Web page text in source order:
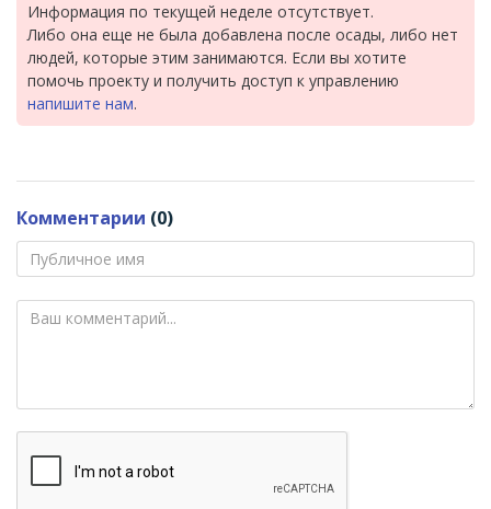
Информация по текущей неделе отсутствует.
Либо она еще не была добавлена после осады, либо нет
людей, которые этим занимаются. Если вы хотите
помочь проекту и получить доступ к управлению
напишите нам.
Комментарии (0)